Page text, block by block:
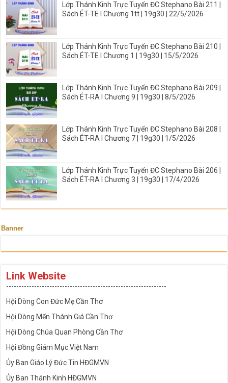
Lớp Thánh Kinh Trực Tuyến ĐC Stephano Bài 211 |
Sách ÉT-TE I Chương 1tt | 19g30 | 22/5/2026
Lớp Thánh Kinh Trực Tuyến ĐC Stephano Bài 210 |
Sách ÉT-TE I Chương 1 | 19g30 | 15/5/2026
Lớp Thánh Kinh Trực Tuyến ĐC Stephano Bài 209 |
Sách ÉT-RA I Chương 9 | 19g30 | 8/5/2026
Lớp Thánh Kinh Trực Tuyến ĐC Stephano Bài 208 |
Sách ÉT-RA I Chương 7 | 19g30 | 1/5/2026
Lớp Thánh Kinh Trực Tuyến ĐC Stephano Bài 206 |
Sách ÉT-RA I Chương 3 | 19g30 | 17/4/2026
Banner
Link Website
---------------------------------------------------------------
Hội Dòng Con Đức Mẹ Cần Thơ
Hội Dòng Mến Thánh Giá Cần Thơ
Hội Dòng Chúa Quan Phòng Cần Thơ
Hội Đồng Giám Mục Việt Nam
Ủy Ban Giáo Lý Đức Tin HĐGMVN
Ủy Ban Thánh Kinh HĐGMVN